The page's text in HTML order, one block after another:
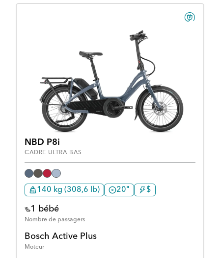
NBD P8i
CADRE ULTRA BAS
140 kg (308,6 lb) 20" $
1 bébé
Nombre de passagers
Bosch Active Plus
Moteur